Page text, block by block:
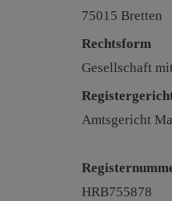
75015 Bretten
Rechtsform
Gesellschaft
Amtsgericht
HRB755878